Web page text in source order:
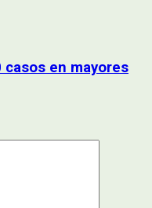
en mayores